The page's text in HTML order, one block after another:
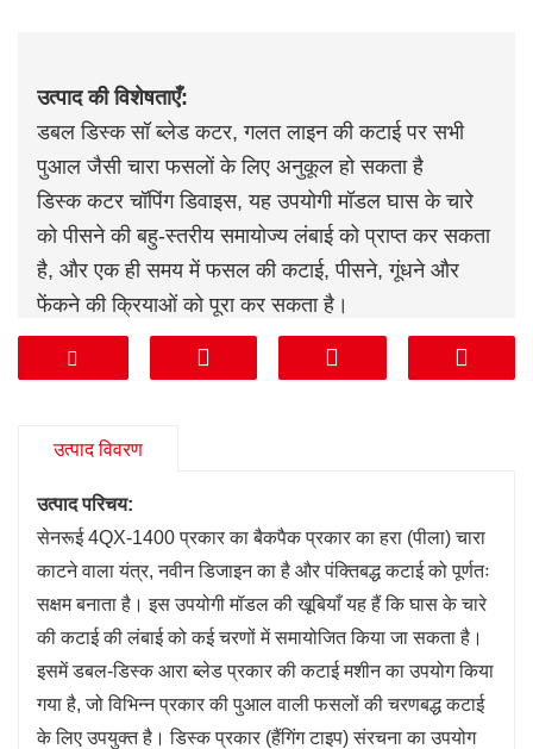
उत्पाद की विशेषताएँ:
डबल डिस्क सॉ ब्लेड कटर, गलत लाइन की कटाई पर सभी
पुआल जैसी चारा फसलों के लिए अनुकूल हो सकता है
डिस्क कटर चॉपिंग डिवाइस, यह उपयोगी मॉडल घास के चारे
को पीसने की बहु-स्तरीय समायोज्य लंबाई को प्राप्त कर सकता
है, और एक ही समय में फसल की कटाई, पीसने, गूंधने और
फेंकने की क्रियाओं को पूरा कर सकता है।
स्प्रे सिलेंडर को वर्म गियर और वर्म मैकेनिज्म द्वारा घुमाया जाता
है, जो स्प्रे सिलेंडर के कोण को ± 180° रोटेशन के साथ
स्थिर हो जाता है।
जिससे फेंकने की दिशा, फेंकने की दूरी और ठूंठ की ऊंचाई को
लचीले ढंग से समायोजित किया जा सकता है।
उत्पाद विवरण
उत्पाद परिचय:
सेनरूई 4QX-1400 प्रकार का बैकपैक प्रकार का हरा (पीला) चारा
काटने वाला यंत्र, नवीन डिजाइन का है और पंक्तिबद्ध कटाई को पूर्णतः
सक्षम बनाता है। इस उपयोगी मॉडल की खूबियाँ यह हैं कि घास के चारे
की कटाई की लंबाई को कई चरणों में समायोजित किया जा सकता है।
इसमें डबल-डिस्क आरा ब्लेड प्रकार की कटाई मशीन का उपयोग किया
गया है, जो विभिन्न प्रकार की पुआल वाली फसलों की चरणबद्ध कटाई
के लिए उपयुक्त है। डिस्क प्रकार (हैंगिंग टाइप) संरचना का उपयोग